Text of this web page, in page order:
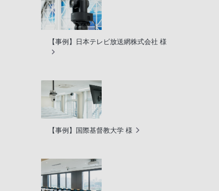
【事例】日本テレビ放送網株式会社 様
【事例】国際基督教大学 様